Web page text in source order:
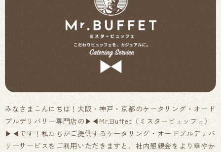
みなさまこんにちは！大阪・神戸・京都のケータリング・オード
ブルデリバリー専門店の▶◀Mr.Buffet（ミスタービュッフェ）
▶◀です！私たちがご提供するケータリング・オードブルデリバ
リーサービスをご利用いただきますと、社内懇親会をより華やか